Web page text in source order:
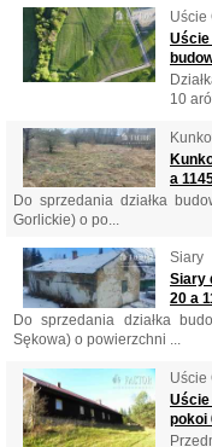
Uście
Uście
10
a
Do sprzedania działka
Gorlickie) o po...
Siary
Siary
20 a
Do sprzedania działka
Sękowa) o powierzchni ...
Uście
Uście
pokoi